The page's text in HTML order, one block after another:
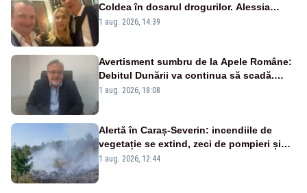
Coldea în dosarul drogurilor. Alessia
Păcuraru explică decizia magistraților
1 aug. 2026, 14:39
Avertisment sumbru de la Apele Române:
Debitul Dunării va continua să scadă.
Cernavodă s-ar putea închide în 4 zile
1 aug. 2026, 18:08
Alertă în Caraș-Severin: incendiile de
vegetație se extind, zeci de pompieri și
silvicultori se luptă cu flăcările - VIDEO
1 aug. 2026, 12:44